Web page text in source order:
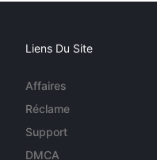
Liens Du Site
Affaires
Réclame
Support
DMCA